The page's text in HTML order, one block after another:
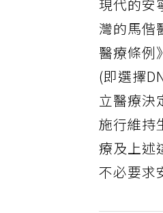
現代的安
灣的馬偕
醫療條例
(即選擇
立醫療決
施行維持
療及上述
不必要求